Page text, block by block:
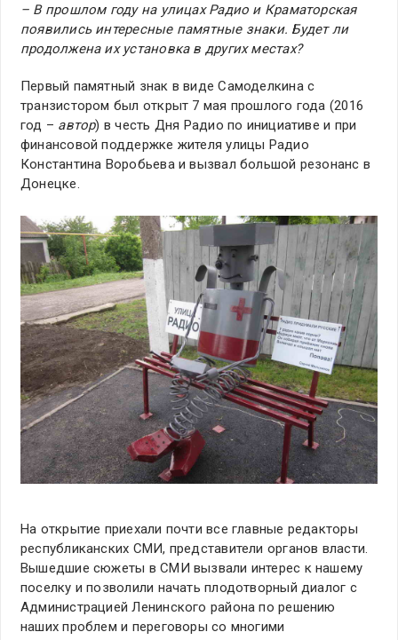
– В прошлом году на улицах Радио и Краматорская
появились интересные памятные знаки. Будет ли
продолжена их установка в других местах?
Первый памятный знак в виде Самоделкина с
транзистором был открыт 7 мая прошлого года (2016
год – автор) в честь Дня Радио по инициативе и при
финансовой поддержке жителя улицы Радио
Константина Воробьева и вызвал большой резонанс в
Донецке.
На открытие приехали почти все главные редакторы
республиканских СМИ, представители органов власти.
Вышедшие сюжеты в СМИ вызвали интерес к нашему
поселку и позволили начать плодотворный диалог с
Администрацией Ленинского района по решению
наших проблем и переговоры со многими